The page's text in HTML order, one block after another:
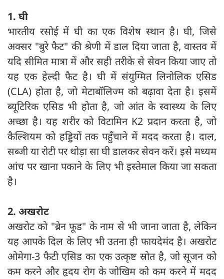
1. घी
भारतीय रसोई में घी का एक विशेष स्थान है। घी, जिसे
अक्सर "बुरे फैट" की श्रेणी में डाल दिया जाता है, वास्तव में
यदि सीमित मात्रा में और सही तरीके से सेवन किया जाए तो
यह एक हेल्दी फैट है। घी में संयुग्मित लिनोलिक एसिड
(CLA) होता है, जो मेटाबॉलिज्म को बढ़ावा देता है। इसमें
ब्यूटिरिक एसिड भी होता है, जो आंत के स्वास्थ्य के लिए
अच्छा है। यह शरीर को विटामिन K2 प्रदान करता है, जो
कैल्शियम को हड्डियों तक पहुँचाने में मदद करता है। दाल,
सब्जी या रोटी पर थोड़ा सा घी डालकर सेवन करें। इसे मध्यम
आंच पर खाना पकाने के लिए भी इस्तेमाल किया जा सकता
है।
2. अखरोट
अखरोट को "ब्रेन फूड" के नाम से भी जाना जाता है, लेकिन
यह आपके दिल के लिए भी उतना ही फायदेमंद है। अखरोट
ओमेगा-3 फैटी एसिड का एक उत्कृष्ट स्रोत है, जो सूजन को
कम करने और हृदय रोग के जोखिम को कम करने में मदद